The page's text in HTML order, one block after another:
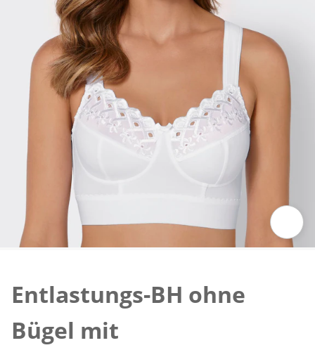
Entlastungs-BH ohne
Bügel mit